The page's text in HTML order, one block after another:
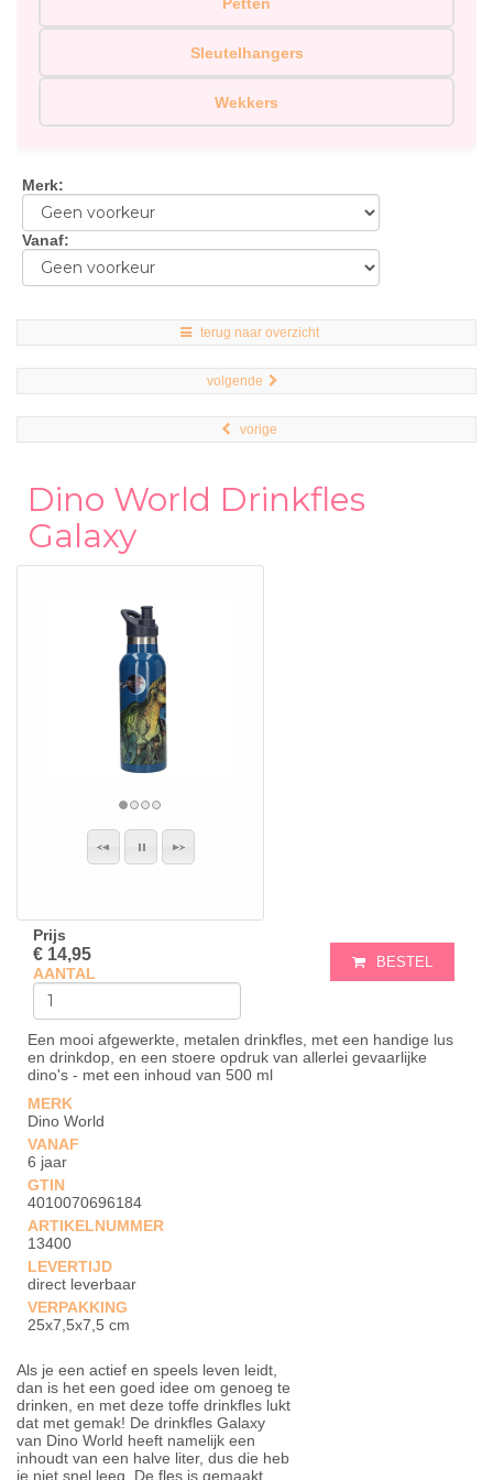
Sleutelhangers
Wekkers
Merk:
Vanaf:
terug naar overzicht
volgende
vorige
Dino World Drinkfles
Galaxy
Prijs
€ 14,95
AANTAL
BESTEL
Een mooi afgewerkte, metalen drinkfles, met een handige lus
en drinkdop, en een stoere opdruk van allerlei gevaarlijke
dino's - met een inhoud van 500 ml
MERK
Dino World
VANAF
6 jaar
GTIN
4010070696184
ARTIKELNUMMER
13400
LEVERTIJD
direct leverbaar
VERPAKKING
25x7,5x7,5 cm
Als je een actief en speels leven leidt,
dan is het een goed idee om genoeg te
drinken, en met deze toffe drinkfles lukt
dat met gemak! De drinkfles Galaxy
van Dino World heeft namelijk een
inhoudt van een halve liter, dus die heb
je niet snel leeg. De fles is gemaakt